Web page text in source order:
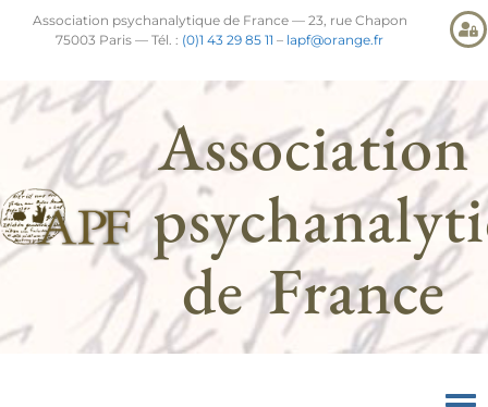
Association psychanalytique de France — 23, rue Chapon
75003 Paris — Tél. : (0)1 43 29 85 11 – lapf@orange.fr
Association
de France